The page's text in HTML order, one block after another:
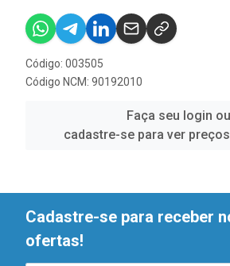
Código: 003505
Código NCM: 90192010
Faça seu login ou
cadastre-se para ver
Cadastre-se para receber
ofertas!